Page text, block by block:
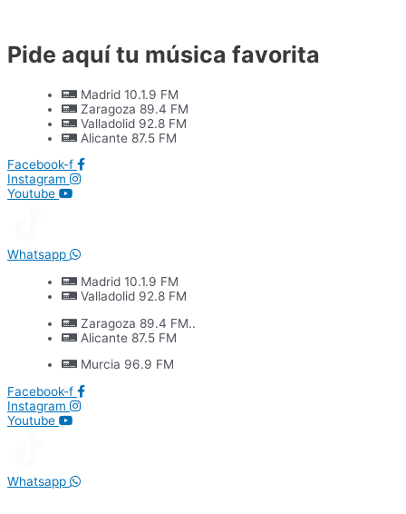
contenido
Pide aquí tu música favorita
Madrid 10.1.9 FM
Zaragoza 89.4 FM
Valladolid 92.8 FM
Alicante 87.5 FM
Facebook-f
Instagram
Youtube
Whatsapp
Madrid 10.1.9 FM
Valladolid 92.8 FM
Zaragoza 89.4 FM..
Alicante 87.5 FM
Murcia 96.9 FM
Facebook-f
Instagram
Youtube
Whatsapp